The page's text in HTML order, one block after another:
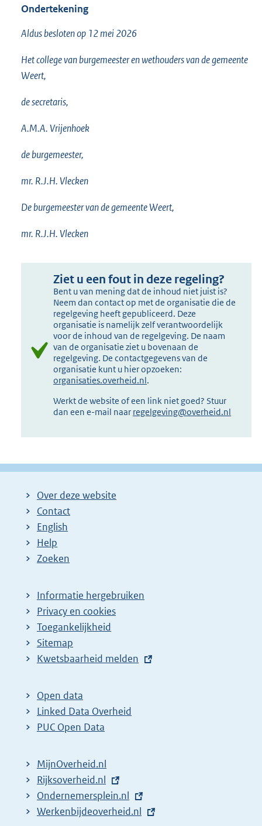
Ondertekening
Aldus besloten op 12 mei 2026
Het college van burgemeester en wethouders van de gemeente
Weert,
de secretaris,
A.M.A. Vrijenhoek
de burgemeester,
mr. R.J.H. Vlecken
De burgemeester van de gemeente Weert,
mr. R.J.H. Vlecken
Ziet u een fout in deze regeling?
Bent u van mening dat de inhoud niet juist is?
Neem dan contact op met de organisatie die de
regelgeving heeft gepubliceerd. Deze
organisatie is namelijk zelf verantwoordelijk
voor de inhoud van de regelgeving. De naam
van de organisatie ziet u bovenaan de
regelgeving. De contactgegevens van de
organisatie kunt u hier opzoeken:
organisaties.overheid.nl.
Werkt de website of een link niet goed? Stuur
dan een e-mail naar regelgeving@overheid.nl
Over deze website
Contact
English
Help
Zoeken
Informatie hergebruiken
Privacy en cookies
Toegankelijkheid
Sitemap
E
t
e
r
l
i
n
k
Kwetsbaarheid melden
Open data
Linked Data Overheid
PUC Open Data
MijnOverheid.nl
E
x
t
Rijksoverheid.nl
E
x
Ondernemersplein.nl
E
Werkenbijdeoverheid.nl